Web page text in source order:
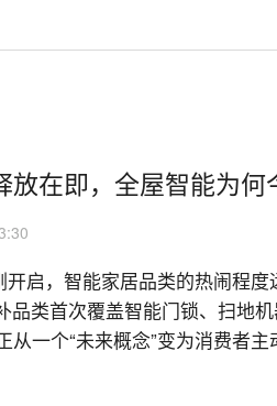
放在即，全屋智能为何
开启，智能家居品类的热闹程
品类首次覆盖智能门锁、扫地
一个“未来概念”变为消费者主
年迎来爆发？